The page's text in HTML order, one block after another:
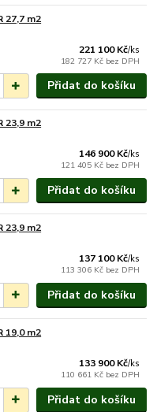
27,7 m2
221 100 Kč/ks
182 727 Kč bez DPH
Přidat do košíku
23,9 m2
146 900 Kč/ks
121 405 Kč bez DPH
Přidat do košíku
23,9 m2
137 100 Kč/ks
113 306 Kč bez DPH
Přidat do košíku
19,0 m2
133 900 Kč/ks
110 661 Kč bez DPH
Přidat do košíku